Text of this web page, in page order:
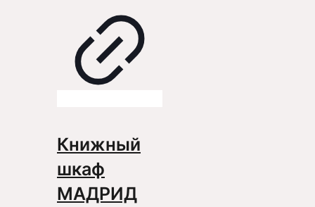
Книжный
шкаф
МАДРИД